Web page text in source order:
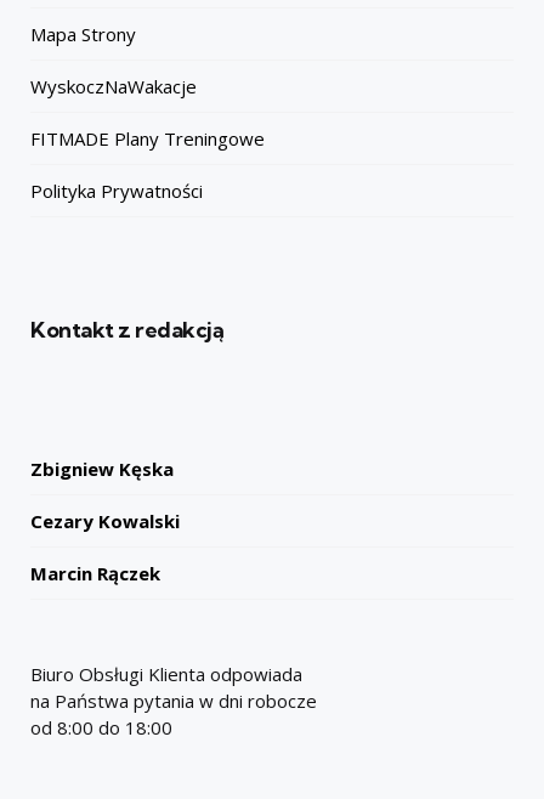
Mapa Strony
WyskoczNaWakacje
FITMADE Plany Treningowe
Polityka Prywatności
Kontakt z redakcją
Zbigniew Kęska
Cezary Kowalski
Marcin Rączek
Biuro Obsługi Klienta odpowiada
na Państwa pytania w dni robocze
od 8:00 do 18:00